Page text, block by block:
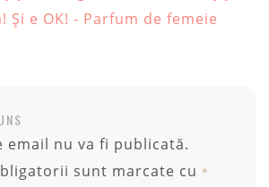
Și e OK! - Parfum de femeie
email nu va fi publicată.
sunt marcate cu *